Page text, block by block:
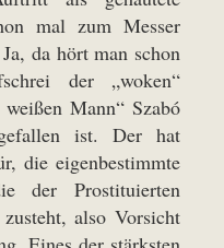
mal zum Messer
da hört man schon
der „woken“
Mann“ Szabó
ist. Der hat
die eigenbestimmte
der Prostituierten
also Vorsicht